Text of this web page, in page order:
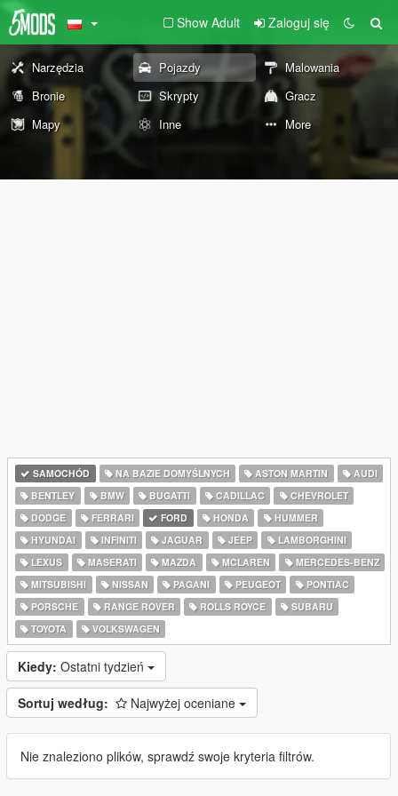
Show Adult Zaloguj się
Narzędzia Pojazdy
Malowania
Bronie
Skrypty
Gracz
Mapy
Inne More
SAMOCHÓD NA BAZIE DOMYŚLNYCH ASTON MARTIN
AUDI
BENTLEY
BMW BUGATTI CADILLAC
CHEVROLET
DODGE
FERRARI FORD HONDA
HUMMER
HYUNDAI
INFINITI JAGUAR JEEP
LAMBORGHINI
LEXUS
MASERATI MAZDA MCLAREN
MERCEDES-BENZ
MITSUBISHI
NISSAN PAGANI PEUGEOT
PONTIAC
PORSCHE
RANGE ROVER ROLLS ROYCE
SUBARU
TOYOTA
VOLKSWAGEN
Kiedy: Ostatni tydzień
Sortuj według: Najwyżej oceniane
Nie znaleziono plików, sprawdź swoje kryteria filtrów.